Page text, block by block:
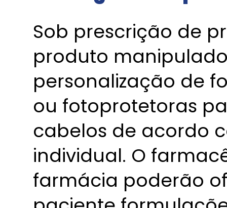
Sob prescrição de
produto
personalização de
ou fotoprotetoras
cabelos de acordo
individual. O
farmácia poderão